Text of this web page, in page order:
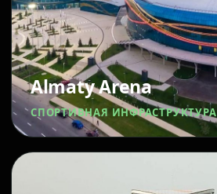
Almaty Arena
СПОРТИВНАЯ ИНФРАСТРУКТУРА